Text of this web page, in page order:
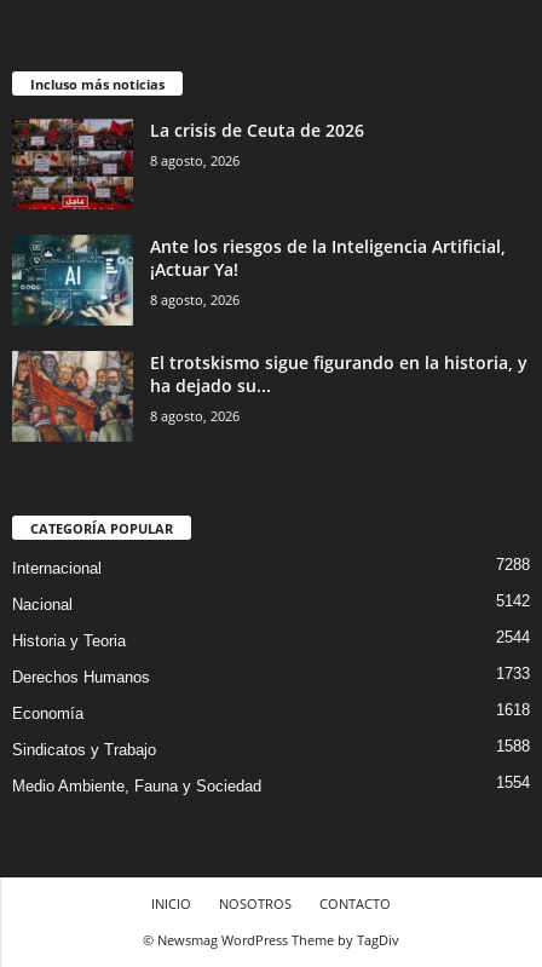
Incluso más noticias
La crisis de Ceuta de 2026
8 agosto, 2026
Ante los riesgos de la Inteligencia Artificial,
¡Actuar Ya!
8 agosto, 2026
El trotskismo sigue figurando en la historia, y
ha dejado su...
8 agosto, 2026
CATEGORÍA POPULAR
Internacional 7288
Nacional 5142
Historia y Teoria 2544
Derechos Humanos 1733
Economía 1618
Sindicatos y Trabajo 1588
Medio Ambiente, Fauna y Sociedad 1554
INICIO NOSOTROS
CONTACTO
© Newsmag WordPress Theme by TagDiv